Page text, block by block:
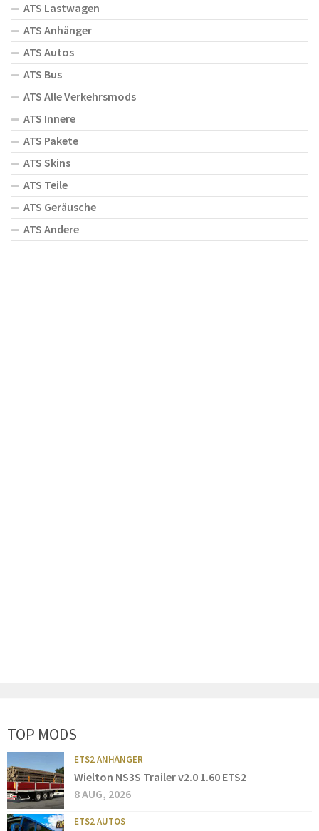
ATS Lastwagen
ATS Anhänger
ATS Autos
ATS Bus
ATS Alle Verkehrsmods
ATS Innere
ATS Pakete
ATS Skins
ATS Teile
ATS Geräusche
ATS Andere
TOP MODS
ETS2 ANHÄNGER
Wielton NS3S Trailer v2.0 1.60 ETS2
8 AUG, 2026
ETS2 AUTOS